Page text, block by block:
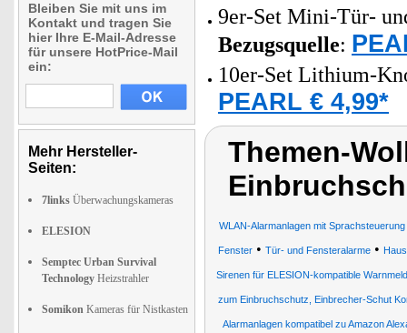
Bleiben Sie mit uns im
Kontakt und tragen Sie
hier Ihre E-Mail-Adresse
für unsere HotPrice-Mail
ein:
Mehr Hersteller-
Seiten:
7links Überwachungskameras
ELESION
Semptec Urban Survival
Technology Heizstrahler
Somikon Kameras für Nistkasten
9er-Set Mini-Tür-
Bezugsquelle:
10er-Set Lithium-
PEARL € 4,99*
Themen-
WLAN-Alarmanlagen mit Sprachsteuerung
Fenster • Tür- und Fensteralarme •
Sirenen für ELESION-kompatible
zum Einbruchschutz, Einbrecher-Schut
Alarmanlagen kompatibel zu Amazon